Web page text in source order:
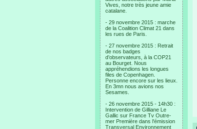
Vives, notre très jeune amie
catalane.
- 29 novembre 2015 : marche
de la Coalition Climat 21 dans
les rues de Paris.
- 27 novembre 2015 : Retrait
de nos badges
d’observateurs, à la COP21
au Bourget. Nous
appréhendions les longues
files de Copenhagen.
Personne encore sur les lieux.
En 3mn nous avions nos
Sesames.
- 26 novembre 2015 - 14h30 :
Intervention de Gilliane Le
Gallic sur France Tv Outre-
mer Première dans l'émission
Transversal Environnement